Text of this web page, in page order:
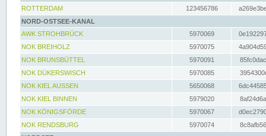
ROTTERDAM
123456786
NORD-OSTSEE-KANAL
AWK STROHBRÜCK
5970069
NOK BREIHOLZ
5970075
NOK BRUNSBÜTTEL
5970091
NOK DÜKERSWISCH
5970085
NOK KIEL AUSSEN
5650068
NOK KIEL BINNEN
5979020
NOK KÖNIGSFÖRDE
5970067
NOK RENDSBURG
5970074